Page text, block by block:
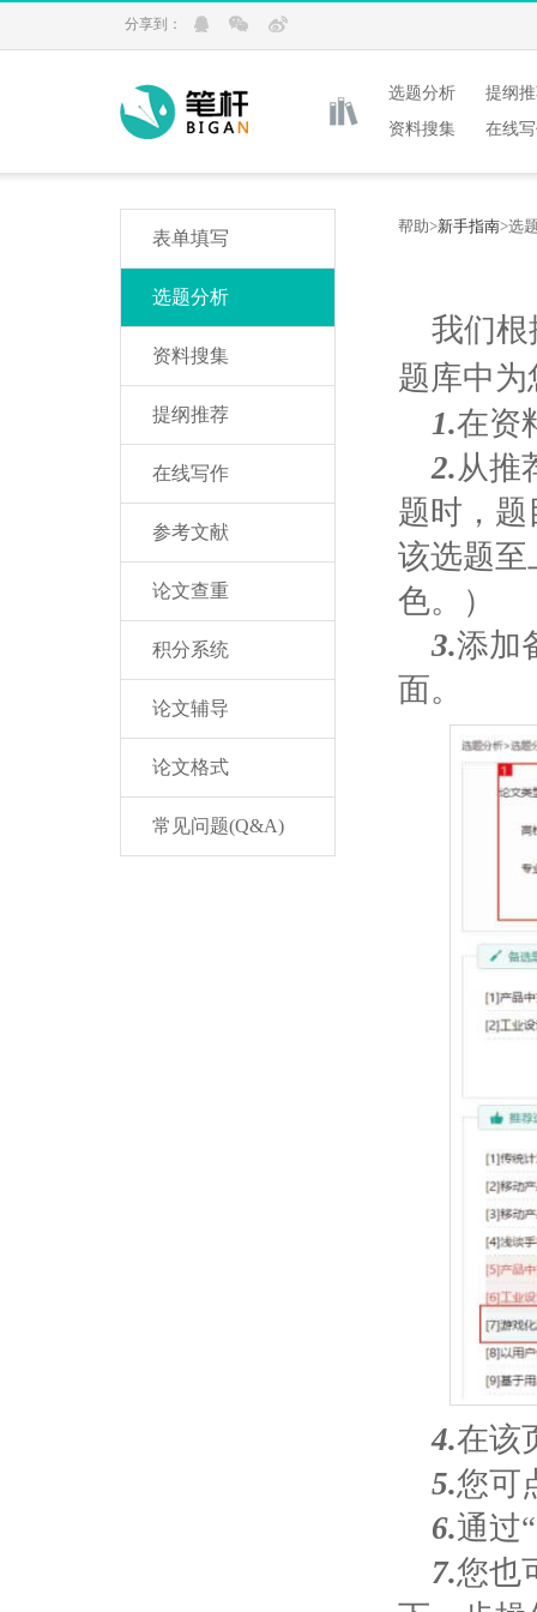
分享到：
选题分析
提纲
资料搜集
在线
表单填写
选题分析
资料搜集
提纲推荐
在线写作
参考文献
论文查重
积分系统
论文辅导
论文格式
常见问题(Q&A)
帮助>新手指南>选
我们
题库中
1.在资
2.从推
题时，题
该选题至
色。）
3.添加
面。
4.在该
5.您可
6.通过
7.您也